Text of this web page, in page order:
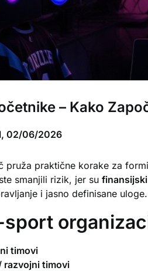
– Kako
02/06/2026
pruža praktične korake za
smanjili rizik, jer su
i jasno definisane uloge.
timovi
razvojni timovi